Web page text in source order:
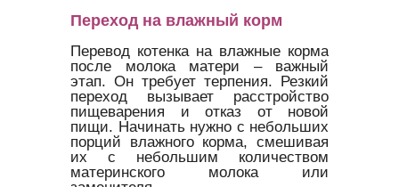
Переход на влажный корм
Перевод котенка на влажные корма
после молока матери – важный
этап. Он требует терпения. Резкий
переход вызывает расстройство
пищеварения и отказ от новой
пищи. Начинать нужно с небольших
порций влажного корма, смешивая
их с небольшим количеством
материнского молока или